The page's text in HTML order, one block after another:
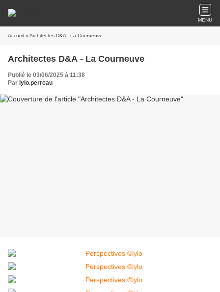
MENU
Accueil » Architectes D&A - La Courneuve
Architectes D&A - La Courneuve
Publié le 03/06/2025 à 11:38
Par lylo.perreau